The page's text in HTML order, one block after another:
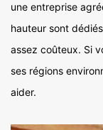
une entreprise
hauteur sont
assez coûteux. Si
ses régions
aider.